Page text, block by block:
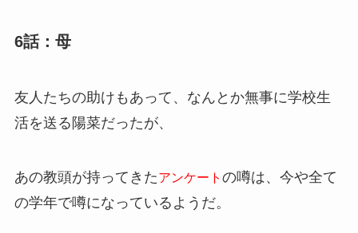
6話：母
友人たちの助けもあって、なんとか無事に学校生
活を送る陽菜だったが、
あの教頭が持ってきたアンケート の噂は、今や全て
の学年で噂になっているようだ。